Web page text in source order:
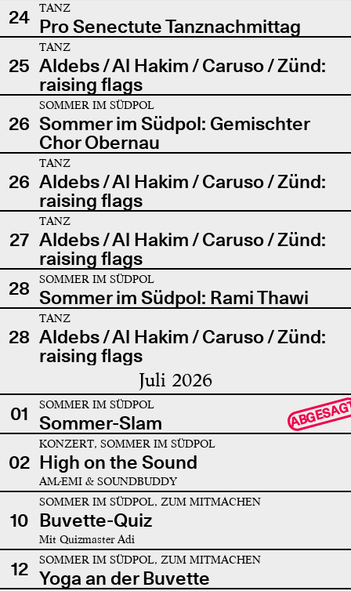
24
TANZ
Pro Senectute Tanznachmittag
25
TANZ
Aldebs / Al Hakim / Caruso / Zünd:
raising flags
26
SOMMER IM SÜDPOL
Sommer im Südpol: Gemischter
Chor Obernau
26
TANZ
Aldebs / Al Hakim / Caruso / Zünd:
raising flags
27
TANZ
Aldebs / Al Hakim / Caruso / Zünd:
raising flags
28
SOMMER IM SÜDPOL
Sommer im Südpol: Rami Thawi
28
TANZ
Aldebs / Al Hakim / Caruso / Zünd:
raising flags
Juli 2026
01 SOMMER IM SÜDPOL
Sommer-Slam
02
KONZERT, SOMMER IM SÜDPOL
High on the Sound
AMÆMI & SOUNDBUDDY
10
SOMMER IM SÜDPOL, ZUM MITMACHEN
Buvette-Quiz
Mit Quizmaster Adi
12 SOMMER IM SÜDPOL, ZUM MITMACHEN
Yoga an der Buvette